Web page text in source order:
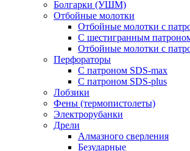
Болгарки (УШМ)
Отбойные молотки
Отбойные молотки с
С шестигранным
Отбойные молотки с
Перфораторы
С патроном SDS-max
С патроном SDS-plus
Лобзики
Фены (термопистолеты)
Электрорубанки
Дрели
Алмазного сверления
Безударные